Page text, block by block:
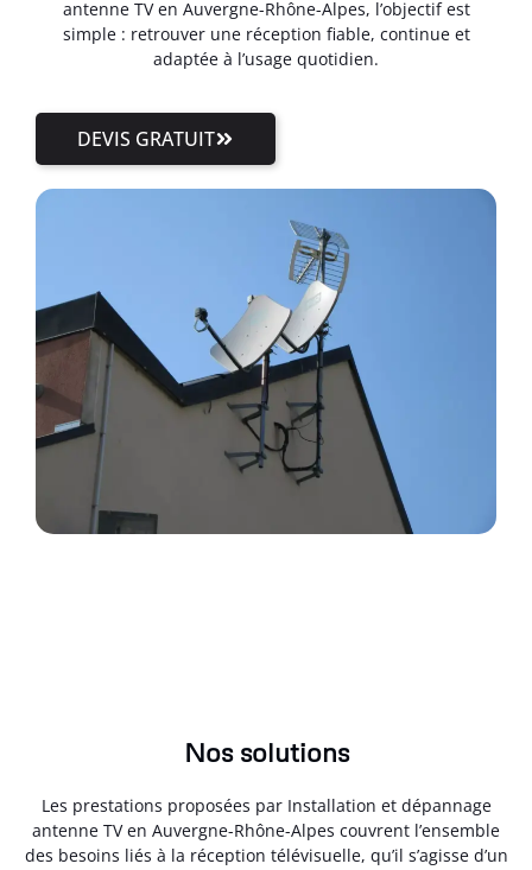
antenne TV en Auvergne-Rhône-Alpes, l’objectif est
simple : retrouver une réception fiable, continue et
adaptée à l’usage quotidien.
DEVIS GRATUIT
Nos solutions
Les prestations proposées par Installation et dépannage
antenne TV en Auvergne-Rhône-Alpes couvrent l’ensemble
des besoins liés à la réception télévisuelle, qu’il s’agisse d’un